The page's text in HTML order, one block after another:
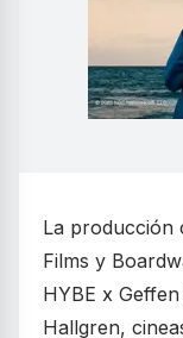
La producción
Films y
HYBE x
Hallgren,